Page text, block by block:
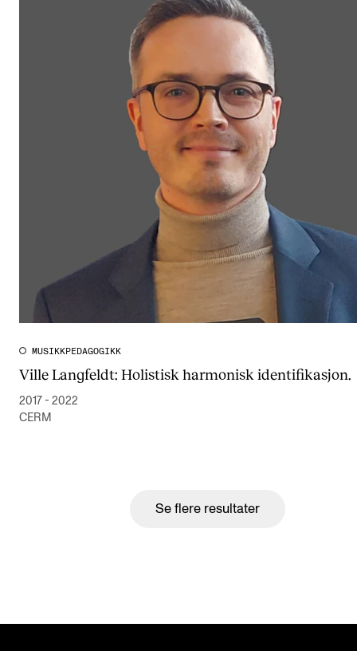
MUSIKKPEDAGOGIKK
Ville Langfeldt: Holistisk harmonisk identifikasjon.
2017 - 2022
CERM
Se flere resultater